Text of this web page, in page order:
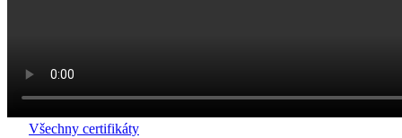
Všechny certifikáty